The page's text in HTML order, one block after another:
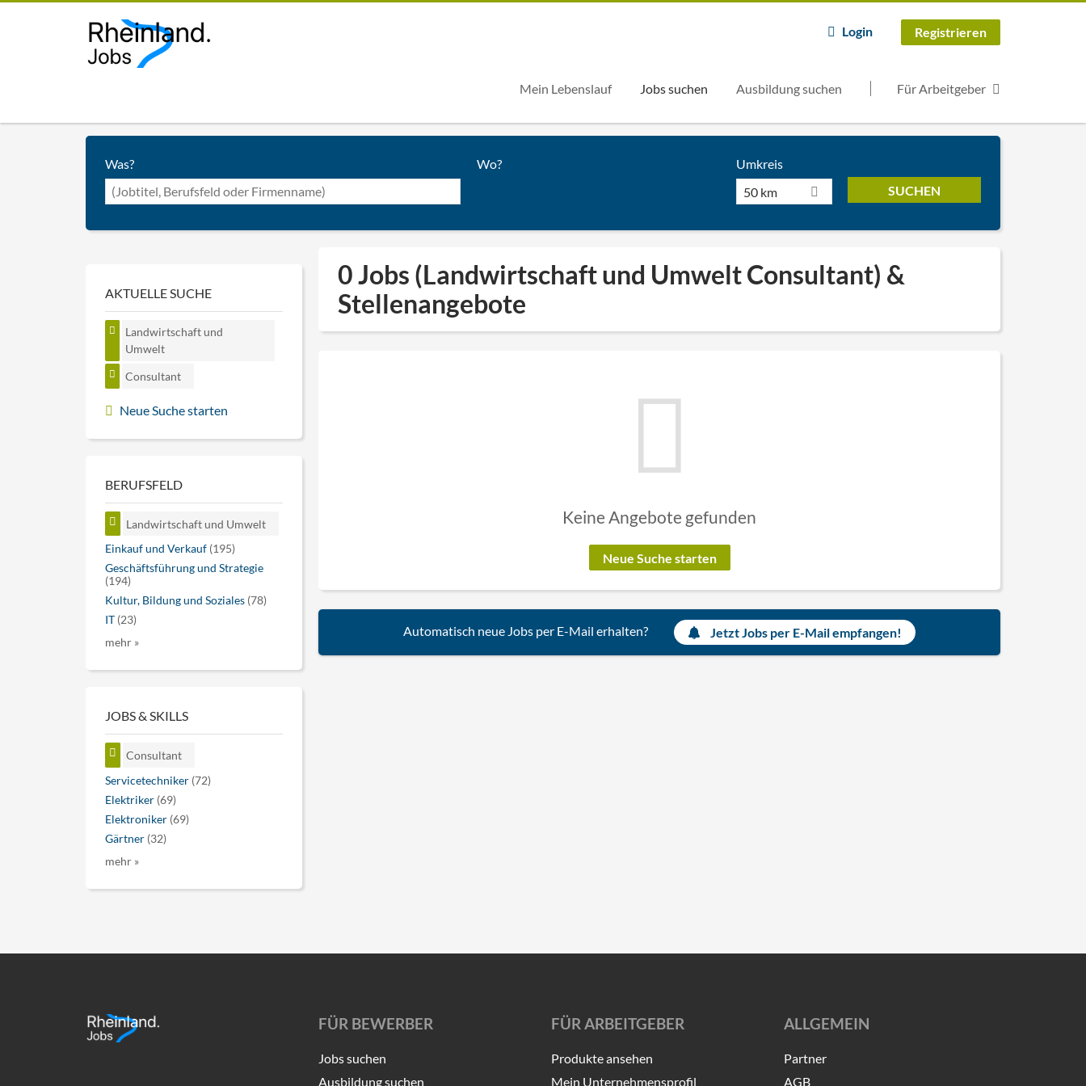
Login Registrieren
Mein Lebenslauf Jobs suchen Ausbildung suchen Für Arbeitgeber
Was? Wo?
Umkreis
50 km
0 Jobs (Landwirtschaft und Umwelt Consultant) &
Stellenangebote
Keine Angebote gefunden
Neue Suche starten
Automatisch neue Jobs per E-Mail erhalten? Jetzt Jobs per E-Mail empfangen!
AKTUELLE SUCHE
Landwirtschaft und
Umwelt
Consultant
Neue Suche starten
BERUFSFELD
Landwirtschaft und Umwelt
Einkauf und Verkauf (195)
Geschäftsführung und Strategie
(194)
Kultur, Bildung und Soziales (78)
IT (23)
mehr »
JOBS & SKILLS
Consultant
Servicetechniker (72)
Elektriker (69)
Elektroniker (69)
Gärtner (32)
mehr »
FÜR BEWERBER
Jobs suchen
Ausbildung suchen
FÜR ARBEITGEBER
Produkte ansehen
Mein Unternehmensprofil
ALLGEMEIN
Partner
AGB